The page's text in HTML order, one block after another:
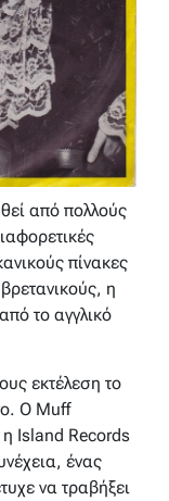
από πολλούς
πίνακες
η
το αγγλικό
εκτέλεση το
Ο Muff
Island Records
ένας
να τραβήξει